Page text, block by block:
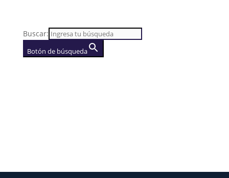
Buscar:
Botón de búsqueda